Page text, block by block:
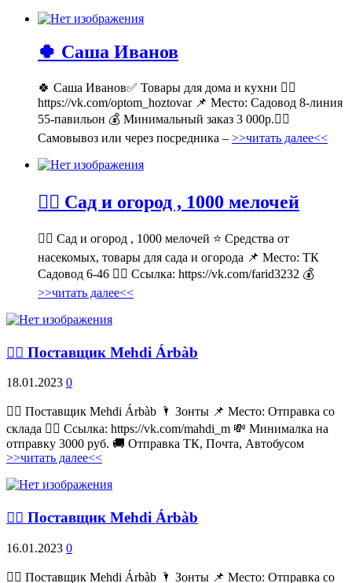
🍀 Саша Иванов
🍀 Саша Иванов✅ Товары для дома и кухни 👉🏻
https://vk.com/optom_hoztovar 📌 Место: Садовод 8-линия
55-павильон 💰 Минимальный заказ 3 000р.🚶‍♀
Самовывоз или через посредника – >>читать далее<<
💁‍♂ Сад и огород , 1000 мелочей
💁‍♂ Сад и огород , 1000 мелочей ⭐ Средства от
насекомых, товары для сада и огорода 📌 Место: ТК
Садовод 6-46 👉🏻 Ссылка: https://vk.com/farid3232 💰
>>читать далее<<
💁‍♂ Поставщик Mehdi Árbàb
18.01.2023 0
💁‍♂ Поставщик Mehdi Árbàb 🌂 Зонты 📌 Место: Отправка со
склада 👉🏻 Ссылка: https://vk.com/mahdi_m 💸 Минималка на
отправку 3000 руб. 🚚 Отправка ТК, Почта, Автобусом
>>читать далее<<
💁‍♂ Поставщик Mehdi Árbàb
16.01.2023 0
💁‍♂ Поставщик Mehdi Árbàb 🌂 Зонты 📌 Место: Отправка со